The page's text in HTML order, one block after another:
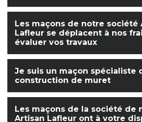
Les maçons de notre société
Lafleur se déplacent à nos
évaluer vos travaux
Je suis un maçon spécialiste
construction de muret
Les maçons de la société de
Artisan Lafleur ont à votre